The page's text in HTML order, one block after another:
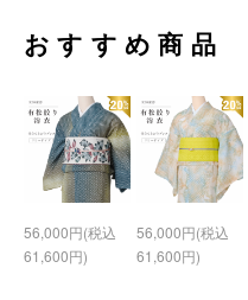
おすすめ商品
56,000円(税込
61,600円)
56,000円(税込
61,600円)